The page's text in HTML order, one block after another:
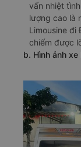
vấn nhiệt
lượng cao là
Limousine đi
chiếm được
b. Hình ảnh xe